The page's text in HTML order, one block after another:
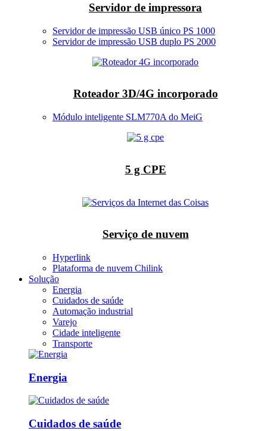
Servidor de impressora
Servidor de impressão USB único PS 1000
Servidor de impressão USB duplo PS 2000
Roteador 3D/4G incorporado
Módulo inteligente SLM770A do MeiG
5 g CPE
Serviço de nuvem
Hyperlink
Plataforma de nuvem Chilink
Solução
Energia
Cuidados de saúde
Automação industrial
Varejo
Cidade inteligente
Transporte
Energia
Cuidados de saúde